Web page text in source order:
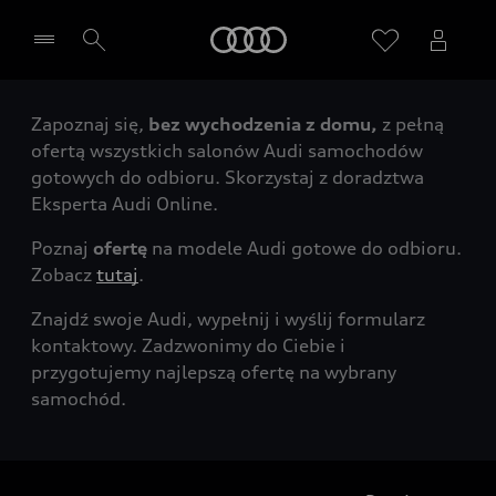
Wybierz Twojego Partnera Audi
Zapoznaj się, bez wychodzenia z domu, z pełną
ofertą wszystkich salonów Audi samochodów
gotowych do odbioru. Skorzystaj z doradztwa
Eksperta Audi Online.
Poznaj ofertę na modele Audi gotowe do odbioru.
Zobacz tutaj.
Znajdź swoje Audi, wypełnij i wyślij formularz
kontaktowy. Zadzwonimy do Ciebie i
przygotujemy najlepszą ofertę na wybrany
samochód.